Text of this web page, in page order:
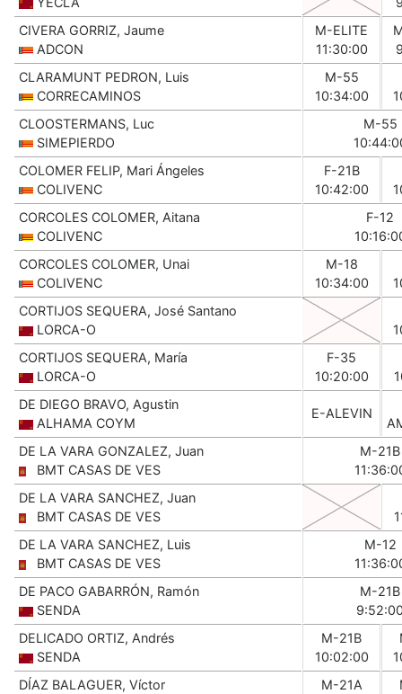
CIVERA GORRIZ, Jaume
ADCON
M-ELITE
11:30:00
CLARAMUNT PEDRON, Luis
CORRECAMINOS
M-55
10:34:00
CLOOSTERMANS, Luc
SIMEPIERDO
M-55
COLOMER FELIP, Mari Ángeles
COLIVENC
F-21B
10:42:00
CORCOLES COLOMER, Aitana
COLIVENC
F-12
CORCOLES COLOMER, Unai
COLIVENC
M-18
10:34:00
CORTIJOS SEQUERA, José Santano
LORCA-O
CORTIJOS SEQUERA, María
LORCA-O
F-35
10:20:00
DE DIEGO BRAVO, Agustin
ALHAMA COYM
E-ALEVIN
DE LA VARA GONZALEZ, Juan
BMT CASAS DE VES
M-21B
DE LA VARA SANCHEZ, Juan
BMT CASAS DE VES
DE LA VARA SANCHEZ, Luis
BMT CASAS DE VES
M-12
DE PACO GABARRÓN, Ramón
SENDA
M-21B
DELICADO ORTIZ, Andrés
SENDA
M-21B
10:02:00
DÍAZ BALAGUER, Víctor
M-21A